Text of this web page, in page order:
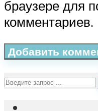
браузере для
комментариев.